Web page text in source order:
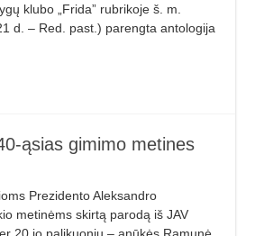
klubo „Frida” rubrikoje š. m.
d. – Red. past.) pa­reng­ta antologija
ąsias gimimo metines
Prezidento Aleksandro
metinėms skirtą parodą iš JAV
20 jo palikuonių – anūkės Ramunė